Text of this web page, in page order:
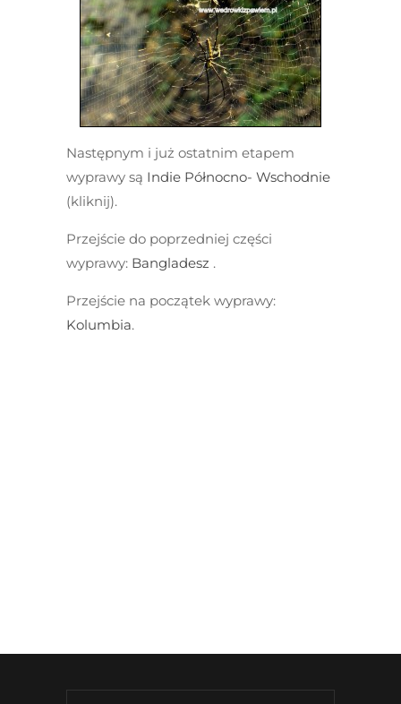
Następnym i już ostatnim etapem
wyprawy są Indie Północno- Wschodnie
(kliknij).
Przejście do poprzedniej części
wyprawy: Bangladesz .
Przejście na początek wyprawy:
Kolumbia.